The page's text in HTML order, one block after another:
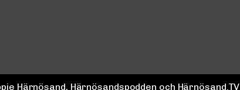
Härnösand, Härnösandspodden och